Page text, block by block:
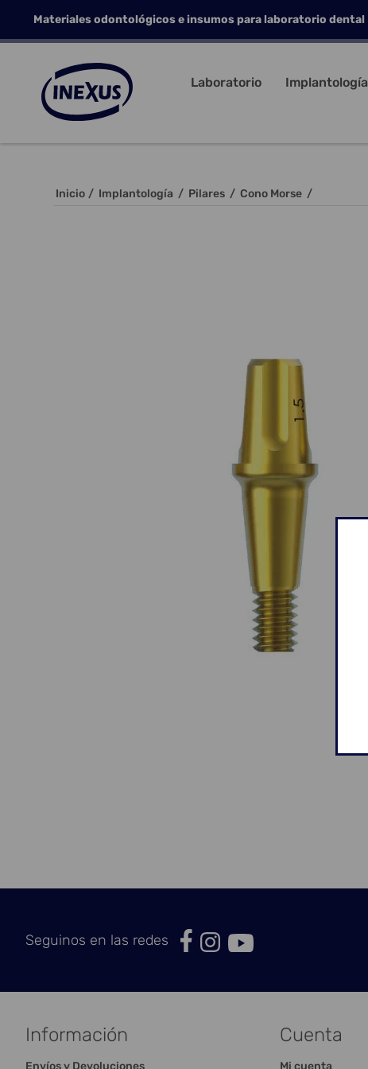
Materiales odontológicos e insumos para laboratorio dental
Laboratorio Implantología
Inicio / Implantología / Pilares / Cono Morse /
Seguinos en las redes
Información Cuenta